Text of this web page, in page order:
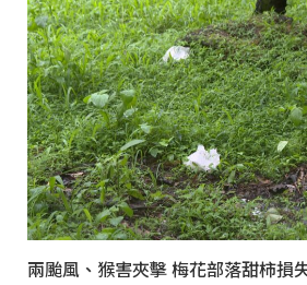
兩颱風、猴害夾擊 梅花部落甜柿損